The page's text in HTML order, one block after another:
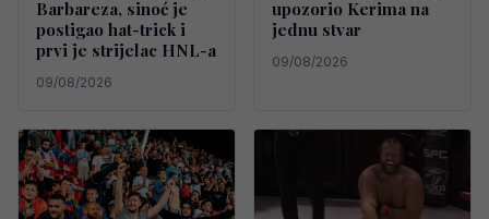
Barbareza, sinoć je
postigao hat-trick i
prvi je strijelac HNL-a
09/08/2026
upozorio Kerima na
jednu stvar
09/08/2026